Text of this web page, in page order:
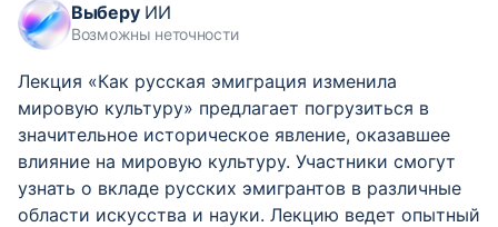
ВыберуИИ
Возможны неточности
Лекция «Как русская эмиграция изменила
мировую культуру» предлагает погрузиться в
значительное историческое явление, оказавшее
влияние на мировую культуру. Участники смогут
узнать о вкладе русских эмигрантов в различные
области искусства и науки. Лекцию ведет опытный